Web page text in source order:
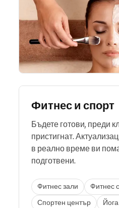
Фитнес и спорт
Бъдете готови, преди
пристигнат.
в реално време ви
подготвени.
Фитнес зали
Фитнес
Спортен център